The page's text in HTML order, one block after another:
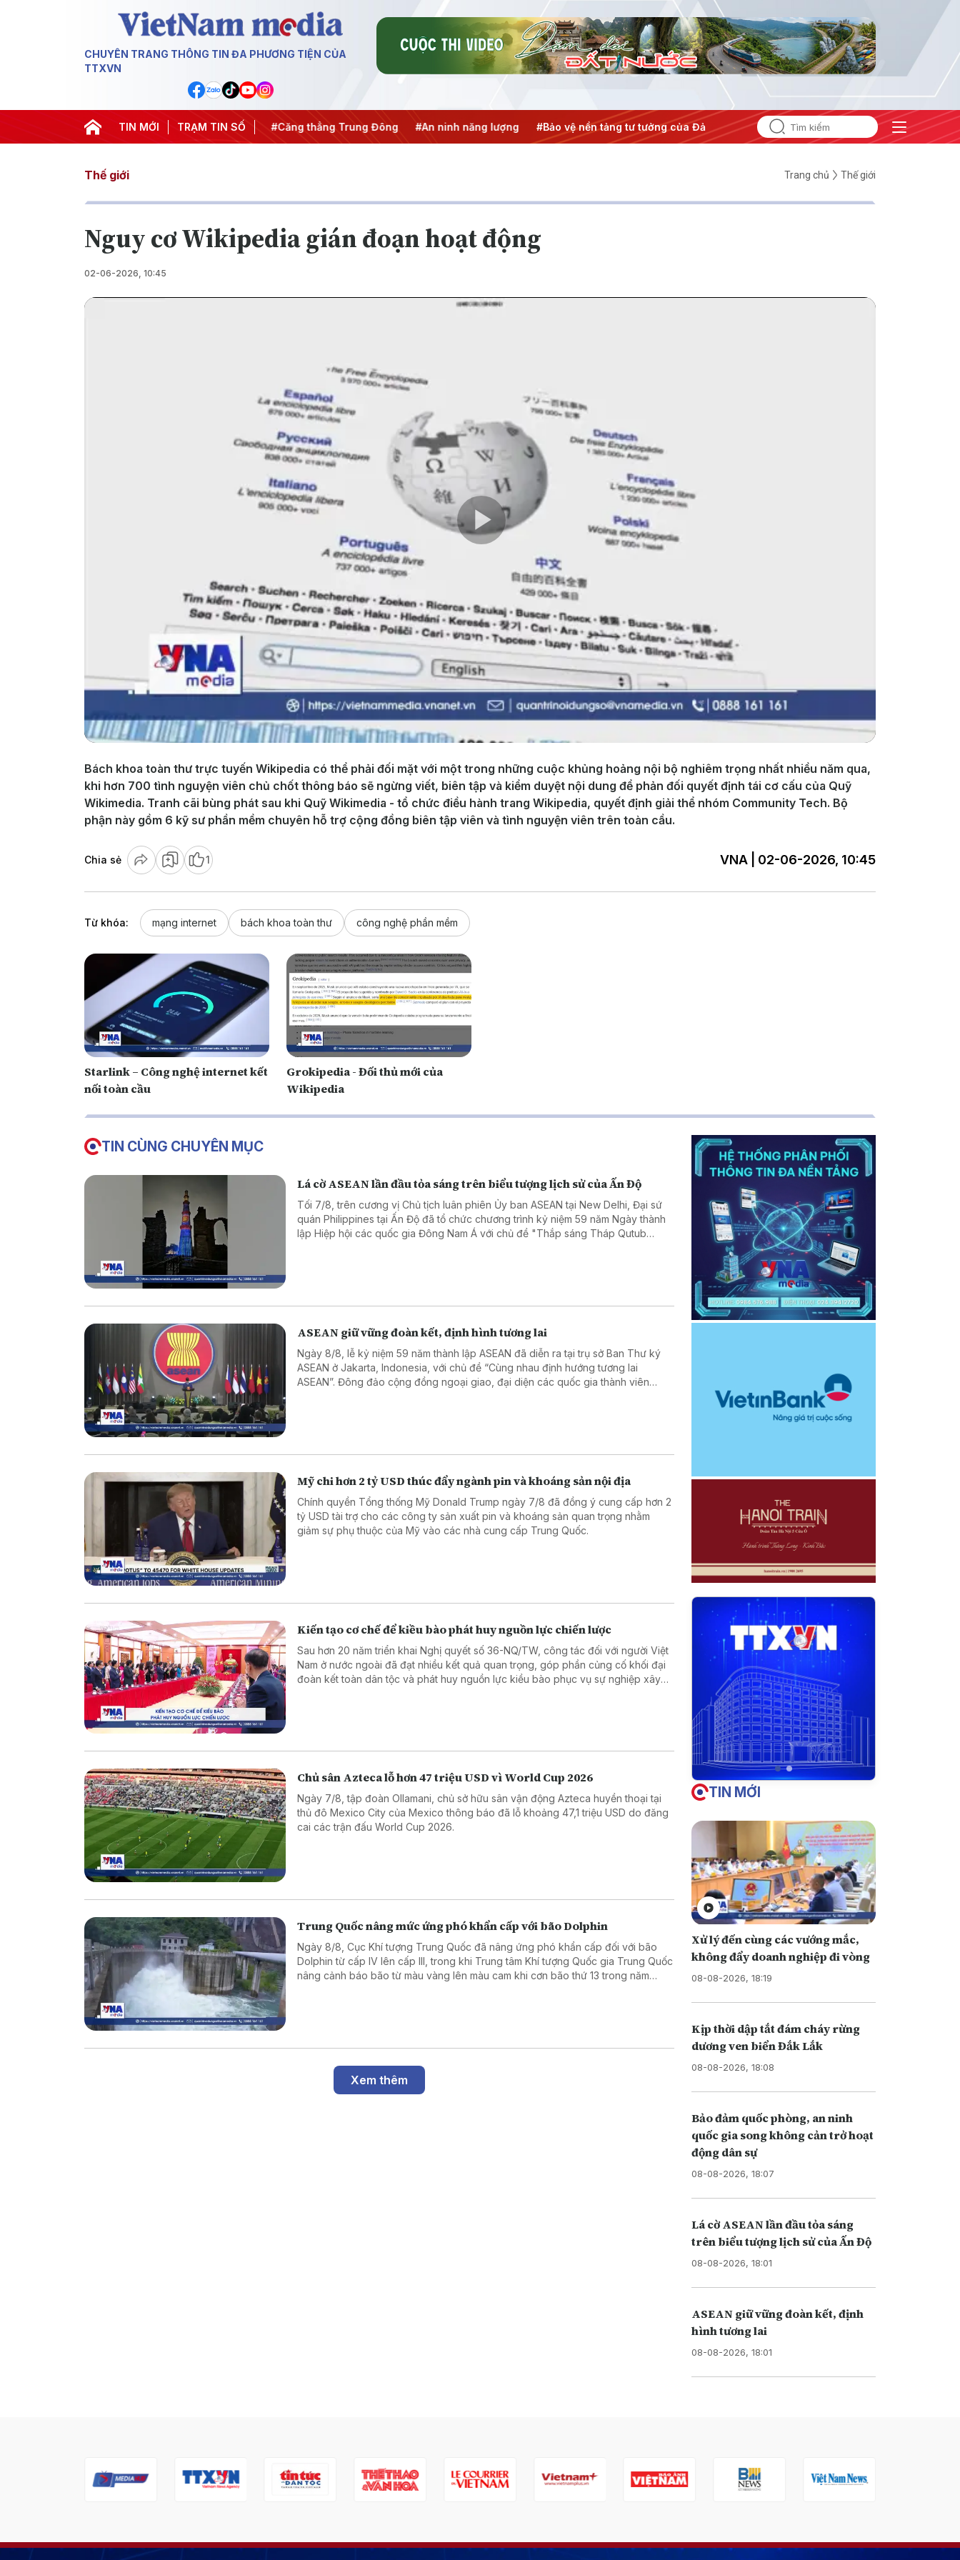
CHUYÊN TRANG THÔNG TIN ĐA PHƯƠNG TIỆN CỦA
TTXVN
TIN MỚI TRẠM TIN SỐ
dịch 500 ngày đêm #Chống khai thác IUU #Căng thẳng Trung Đông #An ninh năng lượng #Bảo vệ nền tảng tư tưởng của Đảng #Hội nghị Trung ương 3
Thế giới Trang chủ Thế giới
Nguy cơ Wikipedia gián đoạn hoạt động
02-06-2026, 10:45
Play
Video
Bách khoa toàn thư trực tuyến Wikipedia có thể phải đối mặt với một trong những cuộc khủng hoảng nội bộ nghiêm trọng nhất nhiều năm qua,
khi hơn 700 tình nguyện viên chủ chốt thông báo sẽ ngừng viết, biên tập và kiểm duyệt nội dung để phản đối quyết định tái cơ cấu của Quỹ
Wikimedia. Tranh cãi bùng phát sau khi Quỹ Wikimedia - tổ chức điều hành trang Wikipedia, quyết định giải thể nhóm Community Tech. Bộ
phận này gồm 6 kỹ sư phần mềm chuyên hỗ trợ cộng đồng biên tập viên và tình nguyện viên trên toàn cầu.
Chia sẻ 1 VNA | 02-06-2026, 10:45
Từ khóa: mạng internet bách khoa toàn thư công nghệ phần mềm
Starlink – Công nghệ internet kết
nối toàn cầu
Grokipedia - Đối thủ mới của
Wikipedia
TIN CÙNG CHUYÊN MỤC
Lá cờ ASEAN lần đầu tỏa sáng trên biểu tượng lịch sử của Ấn Độ
Tối 7/8, trên cương vị Chủ tịch luân phiên Ủy ban ASEAN tại New Delhi, Đại sứ
quán Philippines tại Ấn Độ đã tổ chức chương trình kỷ niệm 59 năm Ngày thành
lập Hiệp hội các quốc gia Đông Nam Á với chủ đề "Thắp sáng Tháp Qutub
ASEAN giữ vững đoàn kết, định hình tương lai
Ngày 8/8, lễ kỷ niệm 59 năm thành lập ASEAN đã diễn ra tại trụ sở Ban Thư ký
ASEAN ở Jakarta, Indonesia, với chủ đề “Cùng nhau định hướng tương lai
ASEAN”. Đông đảo cộng đồng ngoại giao, đại diện các quốc gia thành viên
Mỹ chi hơn 2 tỷ USD thúc đẩy ngành pin và khoáng sản nội địa
Chính quyền Tổng thống Mỹ Donald Trump ngày 7/8 đã đồng ý cung cấp hơn 2
tỷ USD tài trợ cho các công ty sản xuất pin và khoáng sản quan trọng nhằm
giảm sự phụ thuộc của Mỹ vào các nhà cung cấp Trung Quốc.
Kiến tạo cơ chế để kiều bào phát huy nguồn lực chiến lược
Sau hơn 20 năm triển khai Nghị quyết số 36-NQ/TW, công tác đối với người Việt
Nam ở nước ngoài đã đạt nhiều kết quả quan trọng, góp phần củng cố khối đại
đoàn kết toàn dân tộc và phát huy nguồn lực kiều bào phục vụ sự nghiệp xây
Chủ sân Azteca lỗ hơn 47 triệu USD vì World Cup 2026
Ngày 7/8, tập đoàn Ollamani, chủ sở hữu sân vận động Azteca huyền thoại tại
thủ đô Mexico City của Mexico thông báo đã lỗ khoảng 47,1 triệu USD do đăng
cai các trận đấu World Cup 2026.
Trung Quốc nâng mức ứng phó khẩn cấp với bão Dolphin
Ngày 8/8, Cục Khí tượng Trung Quốc đã nâng ứng phó khẩn cấp đối với bão
Dolphin từ cấp IV lên cấp III, trong khi Trung tâm Khí tượng Quốc gia Trung Quốc
nâng cảnh báo bão từ màu vàng lên màu cam khi cơn bão thứ 13 trong năm
Xem thêm
TIN MỚI
Xử lý đến cùng các vướng mắc,
không đẩy doanh nghiệp đi vòng
08-08-2026, 18:19
Kịp thời dập tắt đám cháy rừng
dương ven biển Đắk Lắk
08-08-2026, 18:08
Bảo đảm quốc phòng, an ninh
quốc gia song không cản trở hoạt
động dân sự
08-08-2026, 18:07
Lá cờ ASEAN lần đầu tỏa sáng
trên biểu tượng lịch sử của Ấn Độ
08-08-2026, 18:01
ASEAN giữ vững đoàn kết, định
hình tương lai
08-08-2026, 18:01